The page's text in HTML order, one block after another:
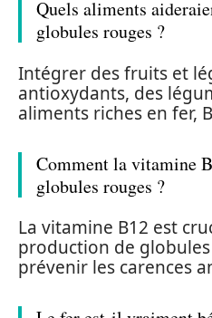
Quels aliments
globules rouges ?
Intégrer des fruits et
antioxydants, des
aliments riches en fer,
Comment la vitamine
globules rouges ?
La vitamine B12 est
production de
prévenir les carences